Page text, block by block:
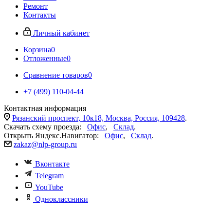
Ремонт
Контакты
Личный кабинет
Корзина0
Отложенные0
Сравнение товаров0
+7 (499) 110-04-44
Контактная информация
Рязанский проспект, 10к18, Москва, Россия, 109428.
Скачать схему проезда: Офис, Склад.
Открыть Яндекс.Навигатор: Офис, Склад.
zakaz@nlp-group.ru
Вконтакте
Telegram
YouTube
Одноклассники